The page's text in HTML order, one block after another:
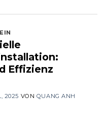
Effizienz
2025 VON QUANG ANH